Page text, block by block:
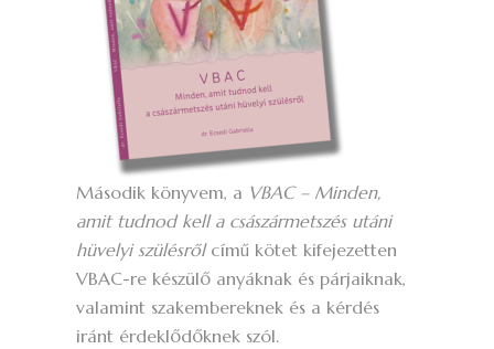
Második könyvem, a VBAC – Minden,
amit tudnod kell a császármetszés utáni
hüvelyi szülésrőlcímű kötet kifejezetten
VBAC-re készülő anyáknak és párjaiknak,
valamint szakembereknek és a kérdés
iránt érdeklődőknek szól.